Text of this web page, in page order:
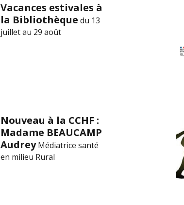
Vacances estivales à
la Bibliothèque du 13
juillet au 29 août
Nouveau à la CCHF :
Madame BEAUCAMP
Audrey Médiatrice santé
en milieu Rural